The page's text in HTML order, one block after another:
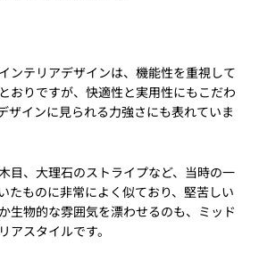
ンテリアデザインは、機能性を重視して
おりですが、快適性と実用性にもこだわ
ザインに見られる力強さにも表れていま
目、大理石のストライプなど、当時の一
たものに非常によく似ており、堅苦しい
生物的な雰囲気を漂わせるのも、ミッド
アスタイルです。